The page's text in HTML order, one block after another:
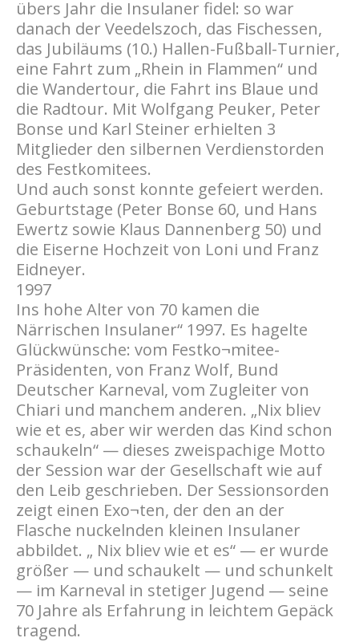
übers Jahr die Insulaner fidel: so war
danach der Veedelszoch, das Fischessen,
das Jubiläums (10.) Hallen-Fußball-Turnier,
eine Fahrt zum „Rhein in Flammen“ und
die Wandertour, die Fahrt ins Blaue und
die Radtour. Mit Wolfgang Peuker, Peter
Bonse und Karl Steiner erhielten 3
Mitglieder den silbernen Verdienstorden
des Festkomitees.
Und auch sonst konnte gefeiert werden.
Geburtstage (Peter Bonse 60, und Hans
Ewertz sowie Klaus Dannenberg 50) und
die Eiserne Hochzeit von Loni und Franz
Eidneyer.
1997
Ins hohe Alter von 70 kamen die
Närrischen Insulaner“ 1997. Es hagelte
Glückwünsche: vom Festko¬mitee-
Präsidenten, von Franz Wolf, Bund
Deutscher Karneval, vom Zugleiter von
Chiari und manchem anderen. „Nix bliev
wie et es, aber wir werden das Kind schon
schaukeln“ — dieses zweispachige Motto
der Session war der Gesellschaft wie auf
den Leib geschrieben. Der Sessionsorden
zeigt einen Exo¬ten, der den an der
Flasche nuckelnden kleinen Insulaner
abbildet. „ Nix bliev wie et es“ — er wurde
größer — und schaukelt — und schunkelt
— im Karneval in stetiger Jugend — seine
70 Jahre als Erfahrung in leichtem Gepäck
tragend.